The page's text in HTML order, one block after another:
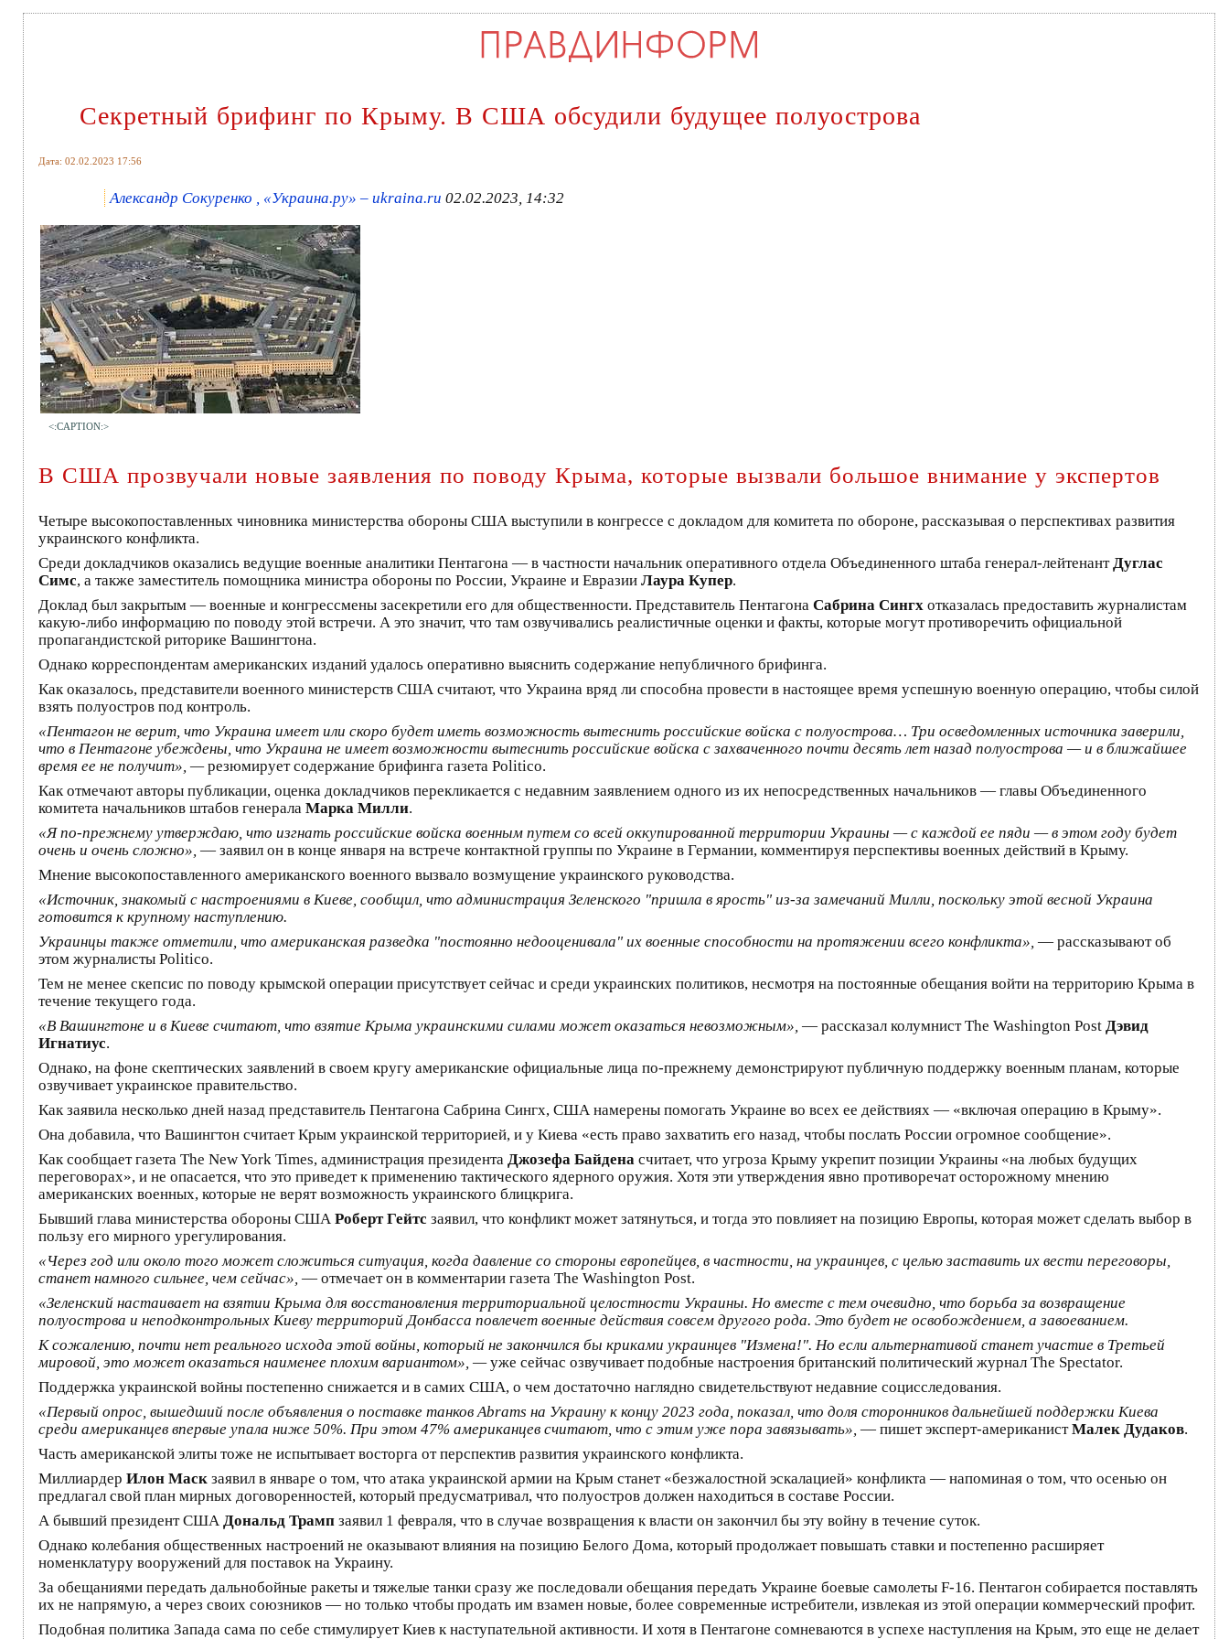
Секретный брифинг по Крыму. В США обсудили будущее полуострова
Дата: 02.02.2023 17:56
Александр Сокуренко , «Украина.ру» – ukraina.ru 02.02.2023, 14:32
<:CAPTION:>
В США прозвучали новые заявления по поводу Крыма, которые вызвали большое внимание у экспертов
Четыре высокопоставленных чиновника министерства обороны США выступили в конгрессе с докладом для комитета по обороне, рассказывая о перспективах развития
украинского конфликта.
Среди докладчиков оказались ведущие военные аналитики Пентагона — в частности начальник оперативного отдела Объединенного штаба генерал-лейтенантДуглас
Симс, а также заместитель помощника министра обороны по России, Украине и Евразии Лаура Купер.
Доклад был закрытым — военные и конгрессмены засекретили его для общественности. Представитель Пентагона Сабрина Сингх отказалась предоставить журналистам
какую-либо информацию по поводу этой встречи. А это значит, что там озвучивались реалистичные оценки и факты, которые могут противоречить официальной
пропагандистской риторике Вашингтона.
Однако корреспондентам американских изданий удалось оперативно выяснить содержание непубличного брифинга.
Как оказалось, представители военного министерств США считают, что Украина вряд ли способна провести в настоящее время успешную военную операцию, чтобы силой
взять полуостров под контроль.
«Пентагон не верит, что Украина имеет или скоро будет иметь возможность вытеснить российские войска с полуострова… Три осведомленных источника заверили,
что в Пентагоне убеждены, что Украина не имеет возможности вытеснить российские войска с захваченного почти десять лет назад полуострова — и в ближайшее
время ее не получит», —резюмирует содержание брифинга газета Politicо.
Как отмечают авторы публикации, оценка докладчиков перекликается с недавним заявлением одного из их непосредственных начальников — главы Объединенного
комитета начальников штабов генерала Марка Милли.
«Я по-прежнему утверждаю, что изгнать российские войска военным путем со всей оккупированной территории Украины — с каждой ее пяди — в этом году будет
очень и очень сложно», — заявил он в конце января на встрече контактной группы по Украине в Германии, комментируя перспективы военных действий в Крыму.
Мнение высокопоставленного американского военного вызвало возмущение украинского руководства.
«Источник, знакомый с настроениями в Киеве, сообщил, что администрация Зеленского "пришла в ярость" из-за замечаний Милли, поскольку этой весной Украина
готовится к крупному наступлению.
Украинцы также отметили, что американская разведка "постоянно недооценивала" их военные способности на протяжении всего конфликта», — рассказывают об
этом журналисты Politicо.
Тем не менее скепсис по поводу крымской операции присутствует сейчас и среди украинских политиков, несмотря на постоянные обещания войти на территорию Крыма в
течение текущего года.
«В Вашингтоне и в Киеве считают, что взятие Крыма украинскими силами может оказаться невозможным», — рассказал колумнист The Washington Post Дэвид
Игнатиус.
Однако, на фоне скептических заявлений в своем кругу американские официальные лица по-прежнему демонстрируют публичную поддержку военным планам, которые
озвучивает украинское правительство.
Как заявила несколько дней назад представитель Пентагона Сабрина Сингх, США намерены помогать Украине во всех ее действиях — «включая операцию в Крыму».
Она добавила, что Вашингтон считает Крым украинской территорией, и у Киева «есть право захватить его назад, чтобы послать России огромное сообщение».
Как сообщает газета The New York Times, администрация президента Джозефа Байдена считает, что угроза Крыму укрепит позиции Украины «на любых будущих
переговорах», и не опасается, что это приведет к применению тактического ядерного оружия. Хотя эти утверждения явно противоречат осторожному мнению
американских военных, которые не верят возможность украинского блицкрига.
Бывший глава министерства обороны США Роберт Гейтс заявил, что конфликт может затянуться, и тогда это повлияет на позицию Европы, которая может сделать выбор в
пользу его мирного урегулирования.
«Через год или около того может сложиться ситуация, когда давление со стороны европейцев, в частности, на украинцев, с целью заставить их вести переговоры,
станет намного сильнее, чем сейчас», — отмечает он в комментарии газета The Washington Post.
«Зеленский настаивает на взятии Крыма для восстановления территориальной целостности Украины. Но вместе с тем очевидно, что борьба за возвращение
полуострова и неподконтрольных Киеву территорий Донбасса повлечет военные действия совсем другого рода. Это будет не освобождением, а завоеванием.
К сожалению, почти нет реального исхода этой войны, который не закончился бы криками украинцев "Измена!". Но если альтернативой станет участие в Третьей
мировой, это может оказаться наименее плохим вариантом», —уже сейчас озвучивает подобные настроения британский политический журнал The Spectator.
Поддержка украинской войны постепенно снижается и в самих США, о чем достаточно наглядно свидетельствуют недавние социсследования.
«Первый опрос, вышедший после объявления о поставке танков Abrams на Украину к концу 2023 года, показал, что доля сторонников дальнейшей поддержки Киева
среди американцев впервые упала ниже 50%. При этом 47% американцев считают, что с этим уже пора завязывать», — пишет эксперт-американистМалек Дудаков.
Часть американской элиты тоже не испытывает восторга от перспектив развития украинского конфликта.
Миллиардер Илон Маск заявил в январе о том, что атака украинской армии на Крым станет «безжалостной эскалацией» конфликта — напоминая о том, что осенью он
предлагал свой план мирных договоренностей, который предусматривал, что полуостров должен находиться в составе России.
А бывший президент США Дональд Трамп заявил 1 февраля, что в случае возвращения к власти он закончил бы эту войну в течение суток.
Однако колебания общественных настроений не оказывают влияния на позицию Белого Дома, который продолжает повышать ставки и постепенно расширяет
номенклатуру вооружений для поставок на Украину.
За обещаниями передать дальнобойные ракеты и тяжелые танки сразу же последовали обещания передать Украине боевые самолеты F-16. Пентагон собирается поставлять
их не напрямую, а через своих союзников — но только чтобы продать им взамен новые, более современные истребители, извлекая из этой операции коммерческий профит.
Подобная политика Запада сама по себе стимулирует Киев к наступательной активности. И хотя в Пентагоне сомневаются в успехе наступления на Крым, это еще не делает